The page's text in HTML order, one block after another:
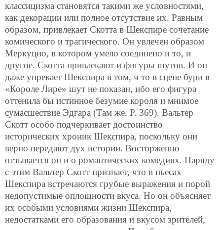
классицизма становятся такими же условностями,
как декорации или полное отсутствие их. Равным
образом, привлекает Скотта в Шекспире сочетание
комического и трагического. Он увлечен образом
Меркуцио, в котором умело соединено и то, и
другое. Скотта привлекают и фигуры шутов. И он
даже упрекает Шекспира в том, ч то в сцене бури в
«Короле Лире» шут не показан, ибо его фигура
оттенила бы истинное безумие короля и мнимое
сумасшествие Эдгара (Там же. Р. 369). Вальтер
Скотт особо подчеркивает достоинство
исторических хроник Шекспира, поскольку они
верно передают дух истории. Восторженно
отзывается он и о романтических комедиях. Наряду
с этим Вальтер Скотт признает, что в пьесах
Шекспира встречаются грубые выражения и порой
недопустимые оплошности вкуса. Но он объясняет
их особыми условиями жизни Шекспира,
недостатками его образования и вкусом зрителей,